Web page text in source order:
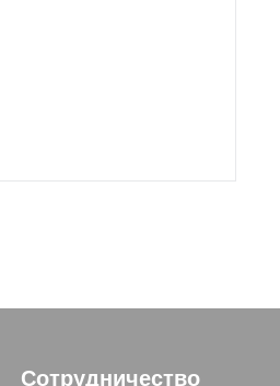
Сотрудничество